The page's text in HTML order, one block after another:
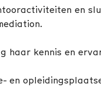
en
haar kennis en
en